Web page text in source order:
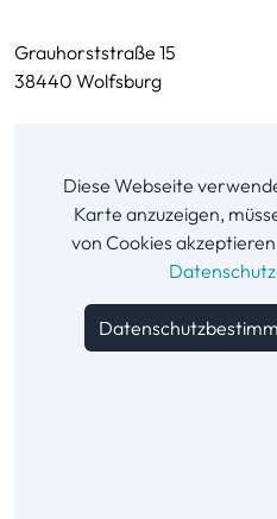
Grauhorststraße 15
38440 Wolfsburg
Diese Webseite
Karte anzuzeigen,
von Cookies